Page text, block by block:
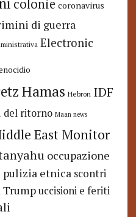
colonie coronavirus
di guerra
Electronic
Hamas Hebron IDF
del ritorno Maan news
East Monitor
occupazione
pulizia etnica scontri
Trump uccisioni e feriti